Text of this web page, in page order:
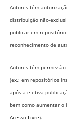
Autores têm
distribuição não-
publicar em
reconhecimento de
Autores têm
(ex.: em repositórios
após a efetiva
bem como aumentar o
Acesso Livre).